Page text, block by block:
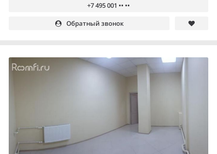
+7 495 001 •• ••
Обратный звонок